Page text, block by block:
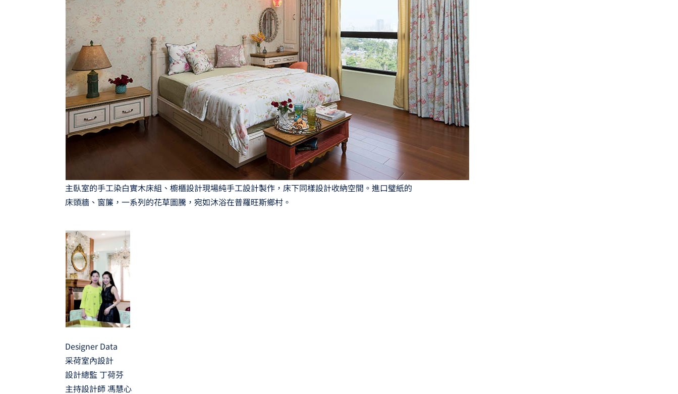
主臥室的手工染白實木床組、櫥櫃設計現場純手工設計製作，床下同樣設計收納空間。進口璧紙的
床頭牆、窗簾，一系列的花草圖騰，宛如沐浴在普羅旺斯鄉村。
Designer Data
采荷室內設計
設計總監 丁荷芬
主持設計師 馮慧心